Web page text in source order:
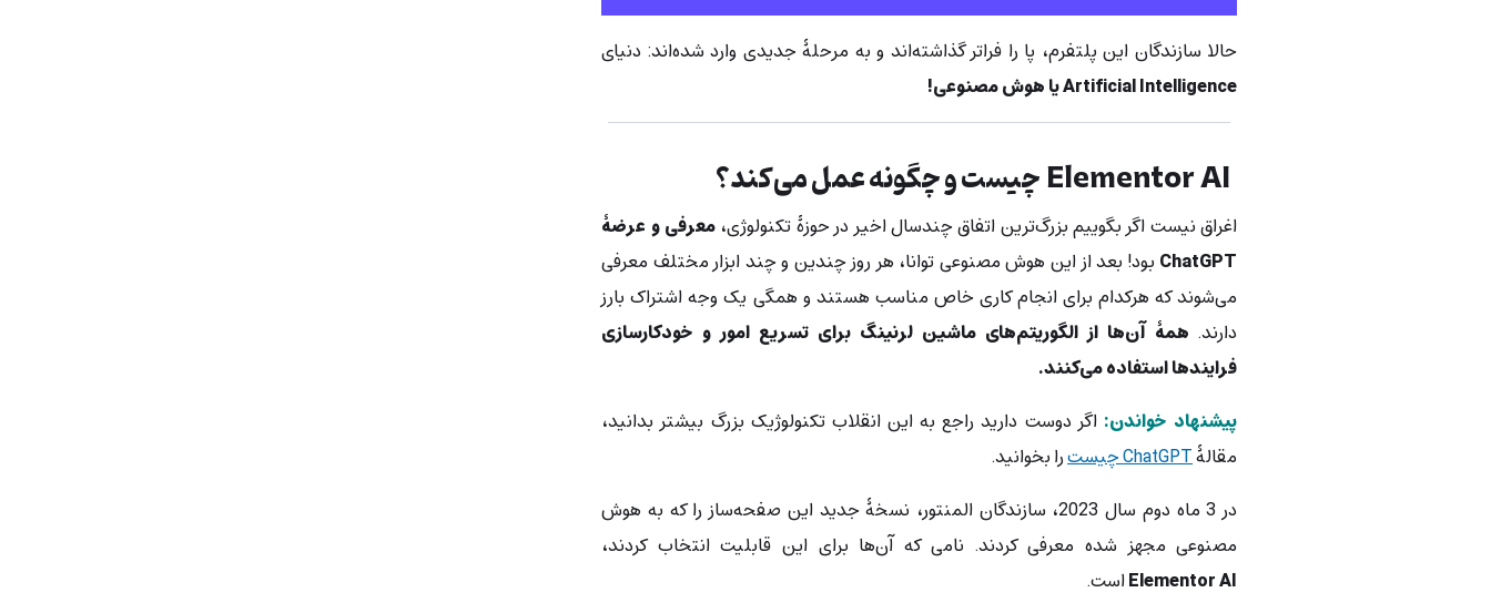
حالا سازندگان این پلتفرم، پا را فراتر گذاشته‌اند و به مرحلۀ جدیدی وارد شده‌اند: دنیای
Artificial Intelligence یا هوش مصنوعی!
Elementor AI چیست و چگونه عمل می‌کند؟
اغراق نیست اگر بگوییم بزرگ‌ترین اتفاق چندسال اخیر در حوزۀ تکنولوژی، معرفی و عرضۀ
ChatGPT بود! بعد از این هوش مصنوعی توانا، هر روز چندین و چند ابزار مختلف معرفی
می‌شوند که هرکدام برای انجام کاری خاص مناسب هستند و همگی یک وجه اشتراک بارز
دارند.همۀ آن‌ها از الگوریتم‌های ماشین لرنینگ برای تسریع امور و خودکارسازی
فرایندها استفاده می‌کنند.
پیشنهاد خواندن: اگر دوست دارید راجع به این انقلاب تکنولوژیک بزرگ بیشتر بدانید،
مقالۀChatGPT چیست
را بخوانید.
در 3 ماه دوم سال 2023، سازندگان المنتور، نسخۀ جدید این صفحه‌ساز را که به هوش
مصنوعی مجهز شده معرفی کردند. نامی که آن‌ها برای این قابلیت انتخاب کردند،
Elementor AIاست.